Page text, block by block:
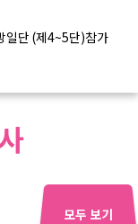
일단 (제4~5단)참가
모두 보기